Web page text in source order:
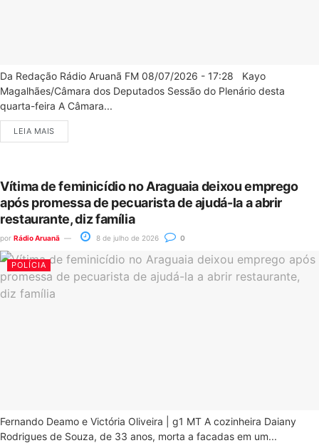
Da Redação Rádio Aruanã FM 08/07/2026 - 17:28 Kayo
Magalhães/Câmara dos Deputados Sessão do Plenário desta
quarta-feira A Câmara...
LEIA MAIS
Vítima de feminicídio no Araguaia deixou emprego
após promessa de pecuarista de ajudá-la a abrir
restaurante, diz família
por Rádio Aruanã 8 de julho de 2026 0
POLÍCIA
Fernando Deamo e Victória Oliveira | g1 MT A cozinheira Daiany
Rodrigues de Souza, de 33 anos, morta a facadas em um...